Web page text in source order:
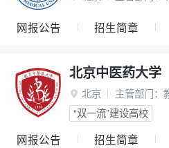
网报公告 招生简章
北京中医药大学
 北京 主管部门：
“双一流”建设高校
网报公告 招生简章